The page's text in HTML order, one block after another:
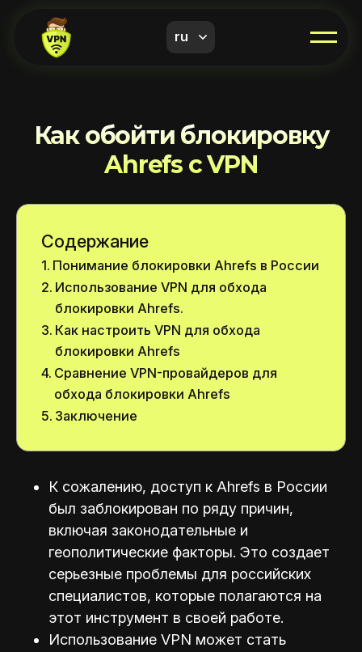
ru
Как обойти блокировку
Ahrefs с VPN
Содержание
Понимание блокировки Ahrefs в России
Использование VPN для обхода
блокировки Ahrefs.
Как настроить VPN для обхода
блокировки Ahrefs
Сравнение VPN-провайдеров для
обхода блокировки Ahrefs
Заключение
К сожалению, доступ к Ahrefs в России
был заблокирован по ряду причин,
включая законодательные и
геополитические факторы. Это создает
серьезные проблемы для российских
специалистов, которые полагаются на
этот инструмент в своей работе.
Использование VPN может стать